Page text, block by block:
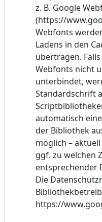
z. B. Google
(https://
Webfonts
Ladens in den
übertragen.
Webfonts nicht
unterbindet,
Standardschrift
automatisch
der Bibliothek
möglich –
ggf. zu welchen
entsprechender
Die
https://